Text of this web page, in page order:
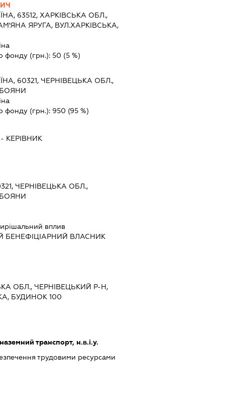
63512, ХАРКІВСЬКА ОБЛ.,
ЯРУГА, ВУЛ.ХАРКІВСЬКА,
фонду (грн.):50 (5 %)
60321, ЧЕРНІВЕЦЬКА ОБЛ.,
фонду (грн.): 950 (95 %)
- КЕРІВНИК
ЧЕРНІВЕЦЬКА ОБЛ.,
вплив
БЕНЕФІЦІАРНИЙ ВЛАСНИК
ОБЛ., ЧЕРНІВЕЦЬКИЙ Р-Н,
БУДИНОК 100
транспорт, н.в.і.у.
трудовими ресурсами